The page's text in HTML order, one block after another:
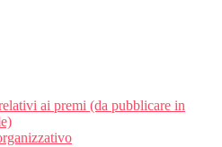
ai premi (da pubblicare in